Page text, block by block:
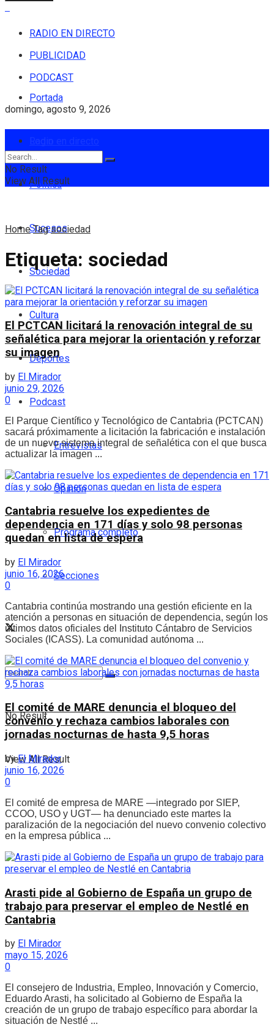
RADIO EN DIRECTO
PUBLICIDAD
PODCAST
domingo, agosto 9, 2026
Portada
Política
Sucesos
Sociedad
Cultura
Deportes
Podcast
Entrevistas
Opinión
Programa completo
Secciones
No Result
View All Result
No Result
View All Result
Home Tag sociedad
Etiqueta: sociedad
El PCTCAN licitará la renovación integral de su
señalética para mejorar la orientación y reforzar
su imagen
by El Mirador
junio 29, 2026
0
El Parque Científico y Tecnológico de Cantabria (PCTCAN)
sacará próximamente a licitación la fabricación e instalación
de un nuevo sistema integral de señalética con el que busca
actualizar la imagen ...
Cantabria resuelve los expedientes de
dependencia en 171 días y solo 98 personas
quedan en lista de espera
by El Mirador
junio 16, 2026
0
Cantabria continúa mostrando una gestión eficiente en la
atención a personas en situación de dependencia, según los
últimos datos oficiales del Instituto Cántabro de Servicios
Sociales (ICASS). La comunidad autónoma ...
El comité de MARE denuncia el bloqueo del
convenio y rechaza cambios laborales con
jornadas nocturnas de hasta 9,5 horas
by El Mirador
junio 16, 2026
0
El comité de empresa de MARE —integrado por SIEP,
CCOO, USO y UGT— ha denunciado este martes la
paralización de la negociación del nuevo convenio colectivo
en la empresa pública ...
Arasti pide al Gobierno de España un grupo de
trabajo para preservar el empleo de Nestlé en
Cantabria
by El Mirador
mayo 15, 2026
0
El consejero de Industria, Empleo, Innovación y Comercio,
Eduardo Arasti, ha solicitado al Gobierno de España la
creación de un grupo de trabajo específico para abordar la
situación de Nestlé ...